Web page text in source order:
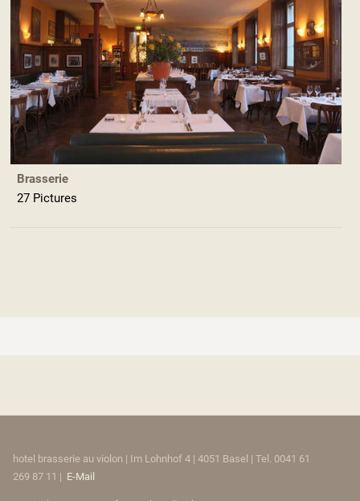
Brasserie
27 Pictures
hotel brasserie au violon | Im Lohnhof 4 | 4051 Basel | Tel. 0041 61
269 87 11 | E-Mail